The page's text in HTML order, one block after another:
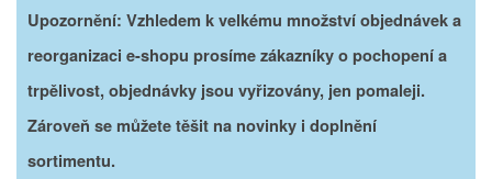
Upozornění: Vzhledem k velkému množství objednávek a
reorganizaci e-shopu prosíme zákazníky o pochopení a
trpělivost, objednávky jsou vyřizovány, jen pomaleji.
Zároveň se můžete těšit na novinky i doplnění
sortimentu.